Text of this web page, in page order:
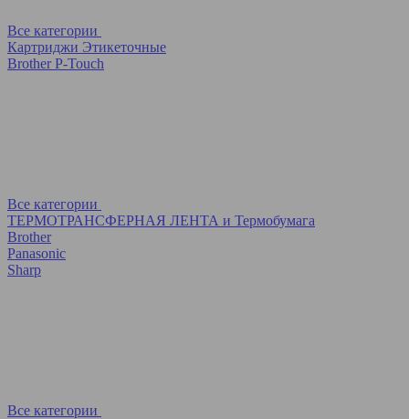
Все категории
Картриджи Этикеточные
Brother P-Touch
Все категории
ТЕРМОТРАНСФЕРНАЯ ЛЕНТА и Термобумага
Brother
Panasonic
Sharp
Все категории